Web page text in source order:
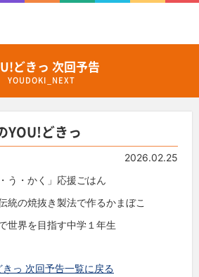
どきっ 次回予告
YOUDOKI_NEXT
YOU!どきっ
2026.02.25
う・かく」応援ごはん
統の焼抜き製法で作るかまぼこ
世界を目指す中学１年生
きっ 次回予告一覧に戻る